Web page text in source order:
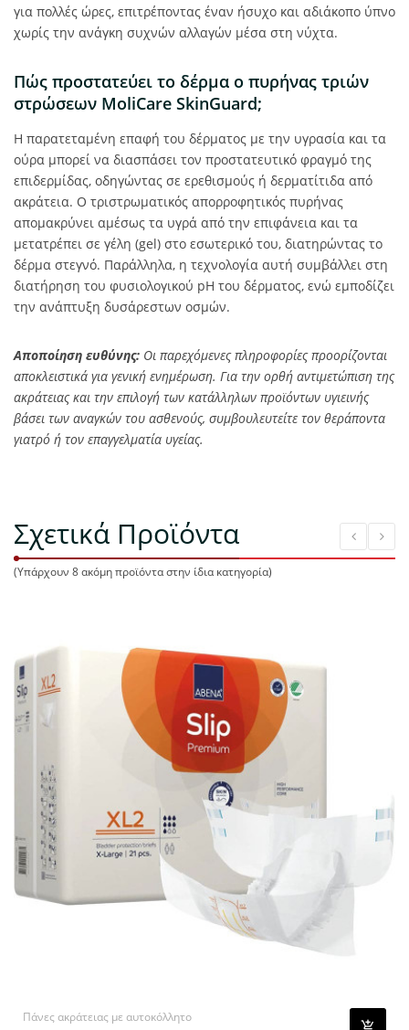
για πολλές ώρες, επιτρέποντας έναν ήσυχο και αδιάκοπο ύπνο
χωρίς την ανάγκη συχνών αλλαγών μέσα στη νύχτα.
Πώς προστατεύει το δέρμα ο πυρήνας τριών
στρώσεων MoliCare SkinGuard;
Η παρατεταμένη επαφή του δέρματος με την υγρασία και τα
ούρα μπορεί να διασπάσει τον προστατευτικό φραγμό της
επιδερμίδας, οδηγώντας σε ερεθισμούς ή δερματίτιδα από
ακράτεια. Ο τριστρωματικός απορροφητικός πυρήνας
απομακρύνει αμέσως τα υγρά από την επιφάνεια και τα
μετατρέπει σε γέλη (gel) στο εσωτερικό του, διατηρώντας το
δέρμα στεγνό. Παράλληλα, η τεχνολογία αυτή συμβάλλει στη
διατήρηση του φυσιολογικού pH του δέρματος, ενώ εμποδίζει
την ανάπτυξη δυσάρεστων οσμών.
Αποποίηση ευθύνης: Οι παρεχόμενες πληροφορίες προορίζονται
αποκλειστικά για γενική ενημέρωση. Για την ορθή αντιμετώπιση της
ακράτειας και την επιλογή των κατάλληλων προϊόντων υγιεινής
βάσει των αναγκών του ασθενούς, συμβουλευτείτε τον θεράποντα
γιατρό ή τον επαγγελματία υγείας.
Σχετικά Προϊόντα
(Υπάρχουν 8 ακόμη προϊόντα στην ίδια κατηγορία)
Πάνες ακράτειας με αυτοκόλλητο